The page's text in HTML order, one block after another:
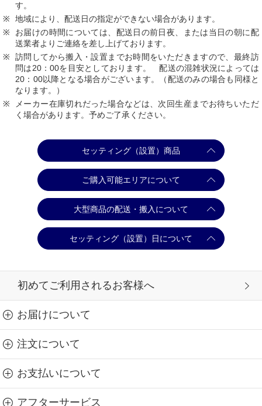
す。
地域により、配送日の指定ができない場合があります。
お届けの時間については、配送日の前日夜、または当日の朝に配
送業者よりご連絡を差し上げております。
訪問してから搬入・設置までお時間をいただきますので、最終訪
問は20：00を目安としております。 配送の混雑状況によっては
20：00以降となる場合がございます。（配送のみの場合も同様と
なります。）
メーカー在庫切れだった場合などは、次回生産までお待ちいただ
く場合があります。予めご了承ください。
セッティング（設置）商品
ご購入可能エリアについて
大型商品の配送・搬入について
セッティング（設置）日について
初めてご利用されるお客様へ
お届けについて
注文について
お支払いについて
アフターサービス